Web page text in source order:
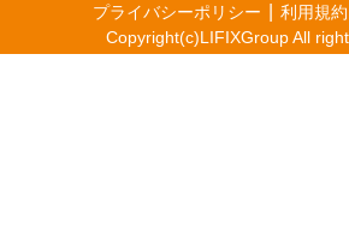
プライバシーポリシー 利用規約
Copyright(c)LIFIXGroup All